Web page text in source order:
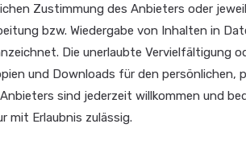
Zustimmung des Anbieters oder
bzw. Wiedergabe von Inhalten in
Die unerlaubte
und Downloads für den persönlichen,
sind jederzeit willkommen und
mit Erlaubnis zulässig.